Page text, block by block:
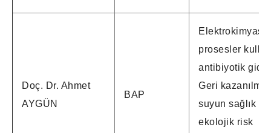
Doç. Dr. Ahmet
AYGÜN
BAP
Elektrokimyasal
prosesler
antibiyotik
Geri kazanılmış
suyun sağlık ve
ekolojik risk